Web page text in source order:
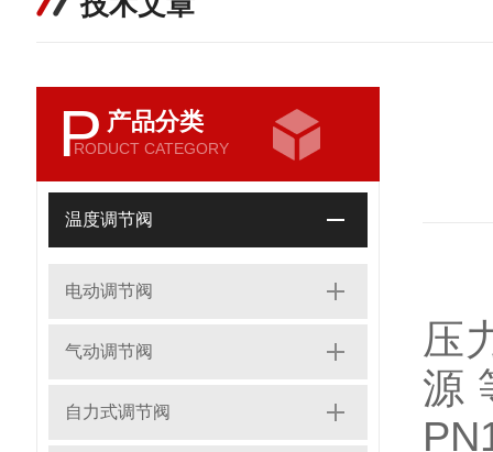
P 产品分类
RODUCT CATEGORY
温度调节阀
电动调节阀
气动调节阀
自力式调节阀
压
源